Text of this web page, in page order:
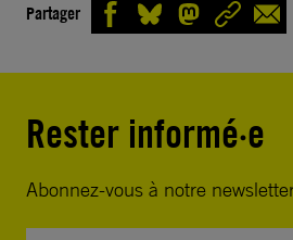
Partager
Rester informé·e
Abonnez-vous à notre